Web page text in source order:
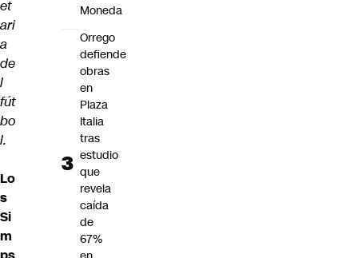
et
ari
a
de
l
fút
bo
l.
Lo
s
Si
m
Moneda
Orrego
defiende
obras
en
Plaza
Italia
tras
estudio
que
revela
caída
de
67%